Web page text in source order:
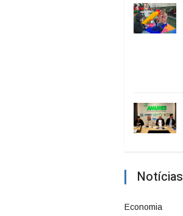
Notícias
Economia